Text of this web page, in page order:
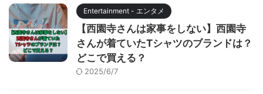
Entertainment - エンタメ
【西園寺さんは家事をしない】西園寺
さんが着ていたTシャツのブランドは？
どこで買える？
2025/6/7